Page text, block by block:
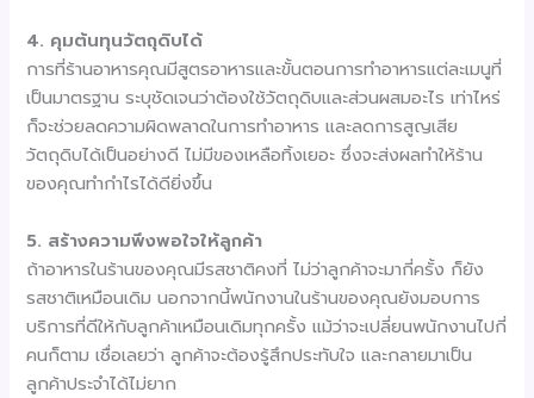
4. คุมต้นทุนวัตถุดิบได้
การที่ร้านอาหารคุณมีสูตรอาหารและขั้นตอนการทำอาหารแต่ละเมนูที่
เป็นมาตรฐาน ระบุชัดเจนว่าต้องใช้วัตถุดิบและส่วนผสมอะไร เท่าไหร่
ก็จะช่วยลดความผิดพลาดในการทำอาหาร และลดการสูญเสีย
วัตถุดิบได้เป็นอย่างดี ไม่มีของเหลือทิ้งเยอะ ซึ่งจะส่งผลทำให้ร้าน
ของคุณทำกำไรได้ดียิ่งขึ้น
5. สร้างความพึงพอใจให้ลูกค้า
ถ้าอาหารในร้านของคุณมีรสชาติคงที่ ไม่ว่าลูกค้าจะมากี่ครั้ง ก็ยัง
รสชาติเหมือนเดิม นอกจากนี้พนักงานในร้านของคุณยังมอบการ
บริการที่ดีให้กับลูกค้าเหมือนเดิมทุกครั้ง แม้ว่าจะเปลี่ยนพนักงานไปกี่
คนก็ตาม เชื่อเลยว่า ลูกค้าจะต้องรู้สึกประทับใจ และกลายมาเป็น
ลูกค้าประจำได้ไม่ยาก